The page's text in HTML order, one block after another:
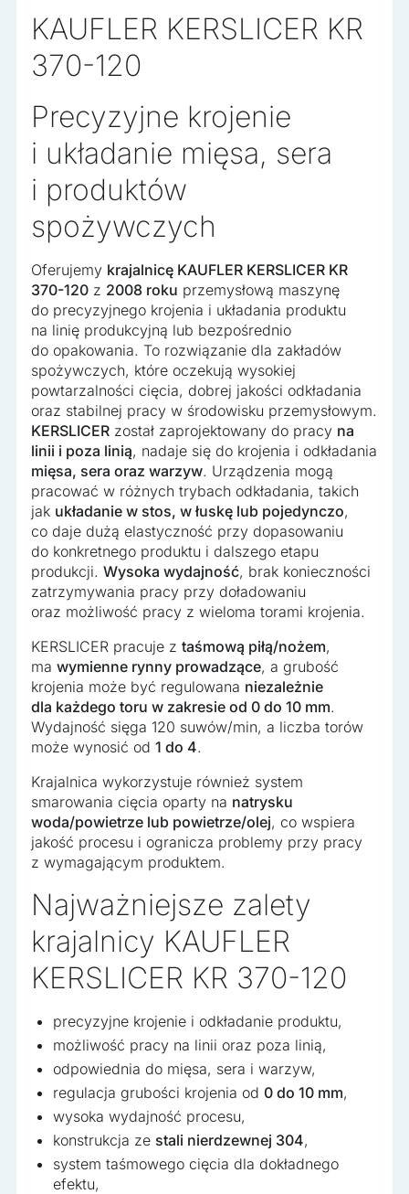
KAUFLER KERSLICER KR
370-120
Precyzyjne krojenie
i układanie mięsa, sera
i produktów
spożywczych
Oferujemy krajalnicę KAUFLER KERSLICER KR
370-120 z 2008 roku przemysłową maszynę
do precyzyjnego krojenia i układania produktu
na linię produkcyjną lub bezpośrednio
do opakowania. To rozwiązanie dla zakładów
spożywczych, które oczekują wysokiej
powtarzalności cięcia, dobrej jakości odkładania
oraz stabilnej pracy w środowisku przemysłowym.
KERSLICER został zaprojektowany do pracy na
linii i poza linią, nadaje się do krojenia i odkładania
mięsa, sera oraz warzyw. Urządzenia mogą
pracować w różnych trybach odkładania, takich
jak układanie w stos, w łuskę lub pojedynczo,
co daje dużą elastyczność przy dopasowaniu
do konkretnego produktu i dalszego etapu
produkcji. Wysoka wydajność, brak konieczności
zatrzymywania pracy przy doładowaniu
oraz możliwość pracy z wieloma torami krojenia.
KERSLICER pracuje z taśmową piłą/nożem,
ma wymienne rynny prowadzące, a grubość
krojenia może być regulowana niezależnie
dla każdego toru w zakresie od 0 do 10 mm.
Wydajność sięga 120 suwów/min, a liczba torów
może wynosić od 1 do 4.
Krajalnica wykorzystuje również system
smarowania cięcia oparty na natrysku
woda/powietrze lub powietrze/olej, co wspiera
jakość procesu i ogranicza problemy przy pracy
z wymagającym produktem.
Najważniejsze zalety
krajalnicy KAUFLER
KERSLICER KR 370-120
precyzyjne krojenie i odkładanie produktu,
możliwość pracy na linii oraz poza linią,
odpowiednia do mięsa, sera i warzyw,
regulacja grubości krojenia od 0 do 10 mm,
wysoka wydajność procesu,
konstrukcja ze stali nierdzewnej 304,
system taśmowego cięcia dla dokładnego
efektu,
Nieklasyfikowane pliki cookie, to pliki, które są w procesie
klasyfikowania, wraz z dostawcami poszczególnych
ciasteczek.
Odrzuć wszystko
Zapisz moje preferencje
Akceptuj wszystko